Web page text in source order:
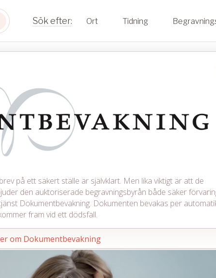
Ort Tidning
på ett säkert ställe är självklart. Men lika viktigt är att de
den auktoriserade begravningsbyrån både säker
Dokumentbevakning. Dokumenten bevakas per
fram vid ett dödsfall.
om Dokumentbevakning